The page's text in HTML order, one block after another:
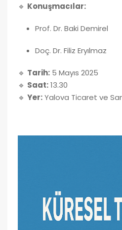
🔹 Konuşmacılar:
Prof. Dr. Baki Demirel
Doç. Dr. Filiz Eryılmaz
🔹 Tarih: 5 Mayıs 2025
🔹 Saat:13.30
🔹 Yer:Yalova Ticaret ve